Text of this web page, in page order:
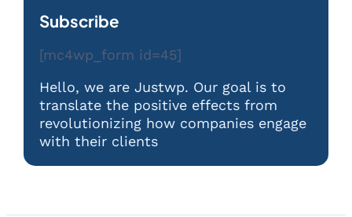
Subscribe
[mc4wp_form id=45]
Hello, we are Justwp. Our goal is to
translate the positive effects from
revolutionizing how companies engage
with their clients